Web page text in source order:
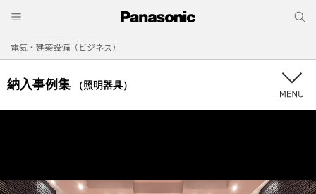
電気・建築設備（ビジネス）
納入事例集 （照明器具）